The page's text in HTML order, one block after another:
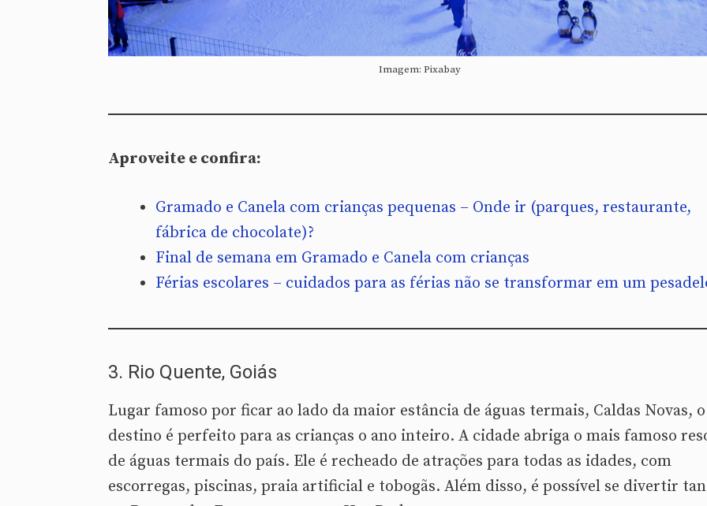
Imagem: Pixabay
Aproveite e confira:
Gramado e Canela com crianças pequenas – Onde ir (parques, restaurante,
fábrica de chocolate)?
Final de semana em Gramado e Canela com crianças
Férias escolares – cuidados para as férias não se transformar em um
3. Rio Quente, Goiás
Lugar famoso por ficar ao lado da maior estância de águas termais, Caldas Novas, o
destino é perfeito para as crianças o ano inteiro. A cidade abriga o mais famoso
de águas termais do país. Ele é recheado de atrações para todas as idades, com
escorregas, piscinas, praia artificial e tobogãs. Além disso, é possível se divertir